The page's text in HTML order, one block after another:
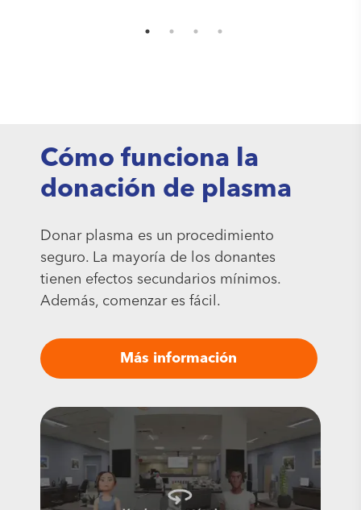
Cómo funciona la
donación de plasma
Donar plasma es un procedimiento
seguro. La mayoría de los donantes
tienen efectos secundarios mínimos.
Además, comenzar es fácil.
Más información